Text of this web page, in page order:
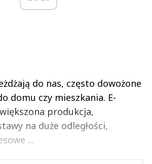
do nas, często dowożone
domu czy mieszkania. E-
produkcja,
na duże odległości,
...